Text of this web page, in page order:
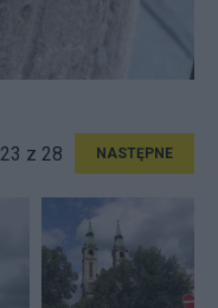
23 z 28 NASTĘPNE